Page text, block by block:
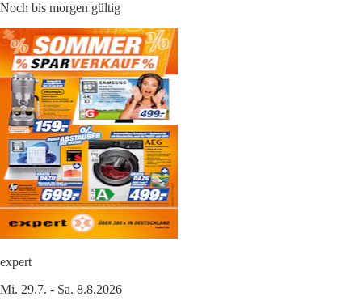
Noch bis morgen gültig
expert
Mi. 29.7. - Sa. 8.8.2026